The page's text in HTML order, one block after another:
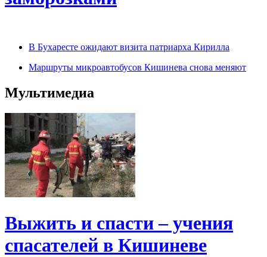
В Бухаресте ожидают визита патриарха Кирилла
Маршруты микроавтобусов Кишинева снова меняют
Мультимедиа
Выжить и спасти – учения
спасателей в Кишиневе